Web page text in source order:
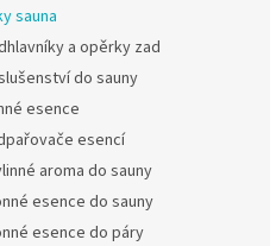
sauna
a opěrky zad
do sauny
esence
esencí
aroma do sauny
esence do sauny
esence do páry